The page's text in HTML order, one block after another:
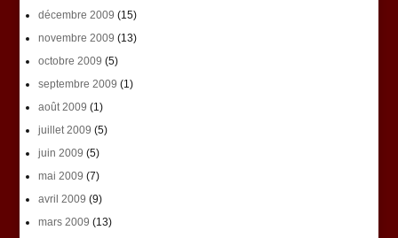
décembre 2009 (15)
novembre 2009 (13)
octobre 2009 (5)
septembre 2009 (1)
août 2009 (1)
juillet 2009 (5)
juin 2009 (5)
mai 2009 (7)
avril 2009 (9)
mars 2009 (13)